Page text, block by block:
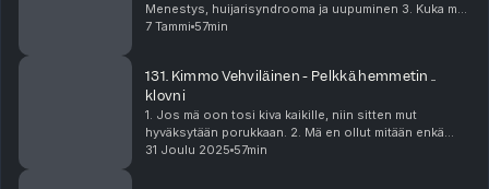
Menestys, huijarisyndrooma ja uupuminen 3. Kuka mä
7 Tammi 57min
131. Kimmo Vehviläinen - Pelkkä hemmetin ..
klovni
1. Jos mä oon tosi kiva kaikille, niin sitten mut
hyväksytään porukkaan. 2. Mä en ollut mitään enkä
kukaan - pelkkä jättiläismäinen pettymys kaikille. 3. Tän
31 Joulu 2025 57min